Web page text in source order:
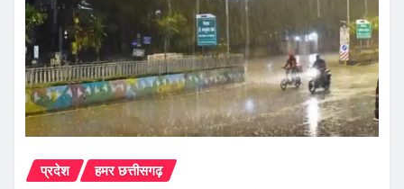
प्रदेश हमर छत्तीसगढ़